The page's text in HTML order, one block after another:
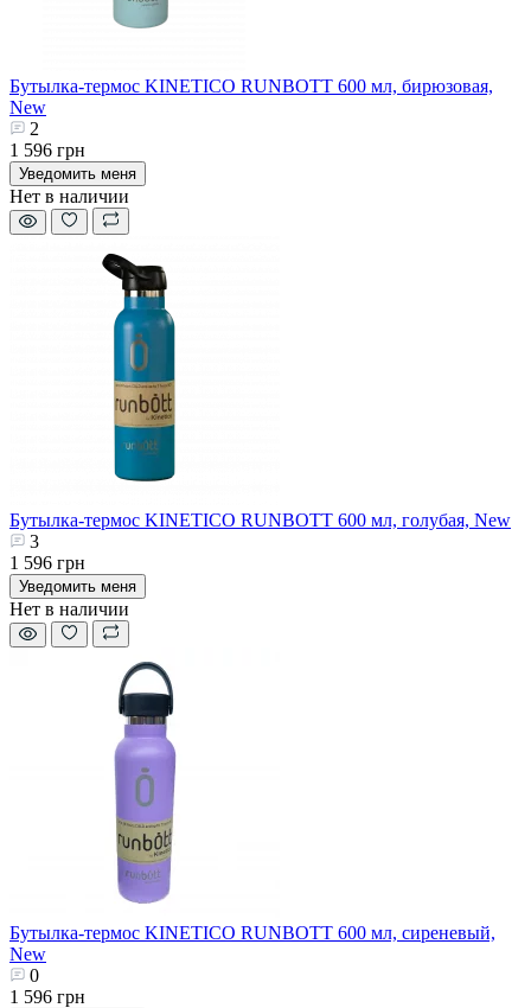
Бутылка-термос KINETICO RUNBOTT 600 мл, бирюзовая,
New
2
1 596 грн
Уведомить меня
Нет в наличии
Бутылка-термос KINETICO RUNBOTT 600 мл, голубая, New
3
1 596 грн
Уведомить меня
Нет в наличии
Бутылка-термос KINETICO RUNBOTT 600 мл, сиреневый,
New
0
1 596 грн